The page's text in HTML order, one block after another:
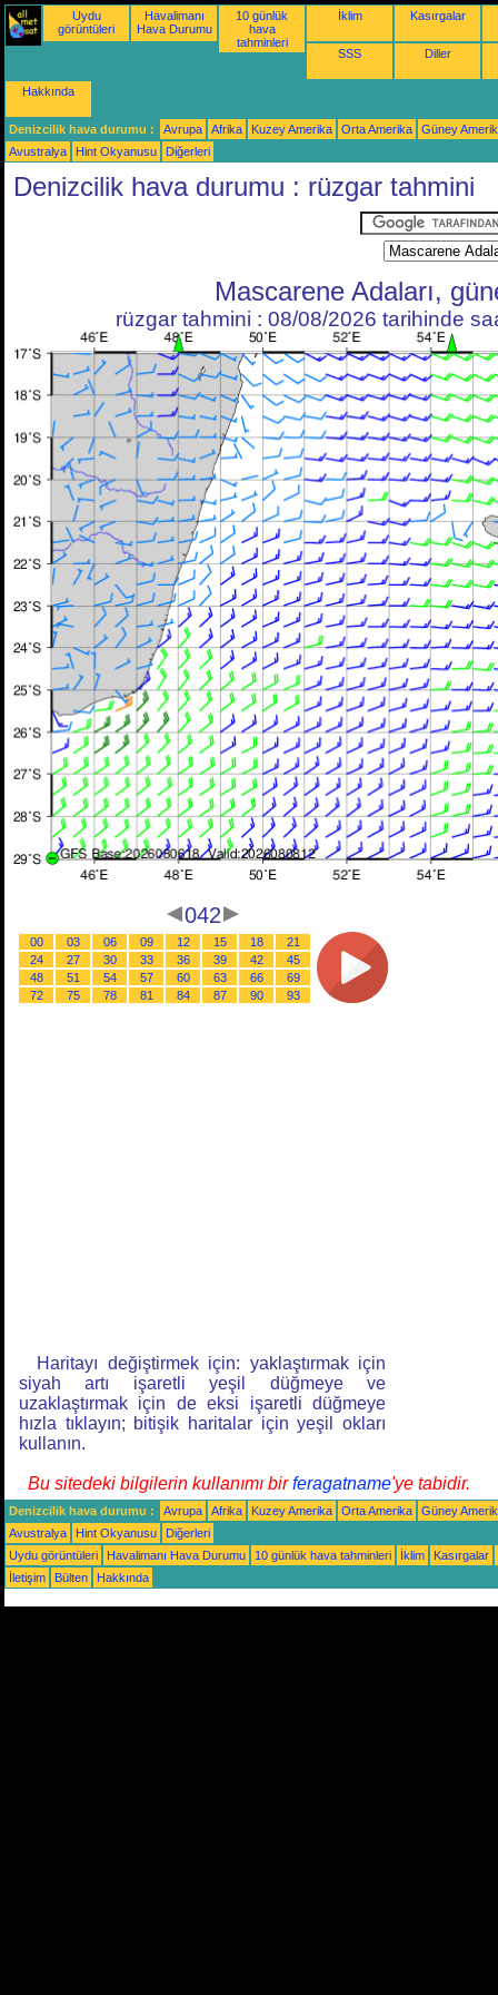
Uydu
görüntüleri
Havalimanı
Hava Durumu
10 günlük
hava
tahminleri
İklim Kasırgalar
SSS Diller
Hakkında
Denizcilik hava durumu : Avrupa Afrika Kuzey Amerika Orta Amerika
Güney
Avustralya
Hint Okyanusu Diğerleri
Denizcilik hava durumu : rüzgar tahmini
Mascarene Adaları,
rüzgar tahmini : 08/08/2026 tarihinde
042
00 03 06 09 12 15 18
21
24
27 30 33 36 39 42
45
48
51 54 57 60 63 66
69
72
75 78 81 84 87 90 93
Haritayı değiştirmek için: yaklaştırmak için
siyah artı işaretli yeşil düğmeye ve
uzaklaştırmak için de eksi işaretli düğmeye
hızla tıklayın; bitişik haritalar için yeşil okları
kullanın.
Bu sitedeki bilgilerin kullanımı birferagatname'ye tabidir.
Denizcilik hava durumu : Avrupa Afrika Kuzey Amerika Orta Amerika
Güney
Avustralya
Hint Okyanusu
Diğerleri
Uydu görüntüleri
Havalimanı Hava Durumu 10 günlük hava tahminleri İklim
Kasırgalar
İletişim
Bülten Hakkında